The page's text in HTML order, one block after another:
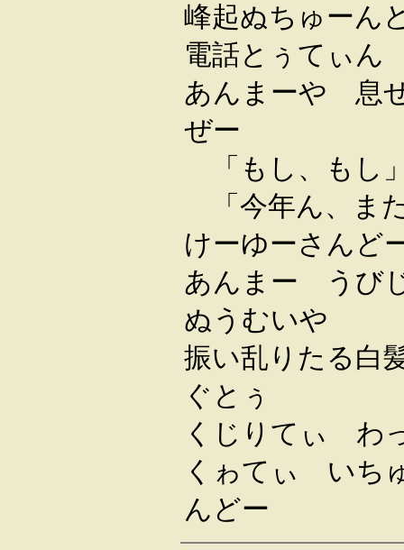
峰起ぬちゅーん
電話とぅてぃん
あんまーや 息
ぜー
「もし、もし
「今年ん、ま
けーゆーさんど
あんまー うび
ぬうむいや
振い乱りたる白
ぐとぅ
くじりてぃ わ
くゎてぃ いち
んどー